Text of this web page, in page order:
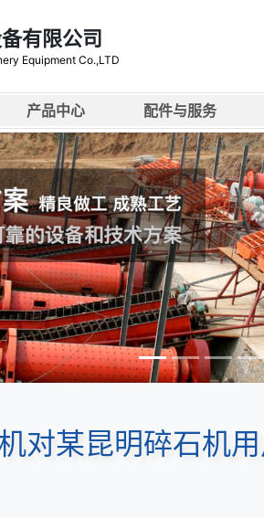
有限公司
Equipment Co.,LTD
产品中心 配件与服务
对某昆明碎石机